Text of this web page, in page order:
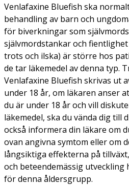
Venlafaxine Bluefish ska
behandling av barn och
för biverkningar som
självmordstankar och
trots och ilska) är större hos
de tar läkemedel av denna typ.
Venlafaxine Bluefish skrivas ut
under 18 år, om läkaren anser
du är under 18 år och vill
läkemedel, ska du vända dig till
också informera din läkare om
ovan angivna symtom eller om
långsiktiga effekterna på
och beteendemässig
för denna åldersgrupp.